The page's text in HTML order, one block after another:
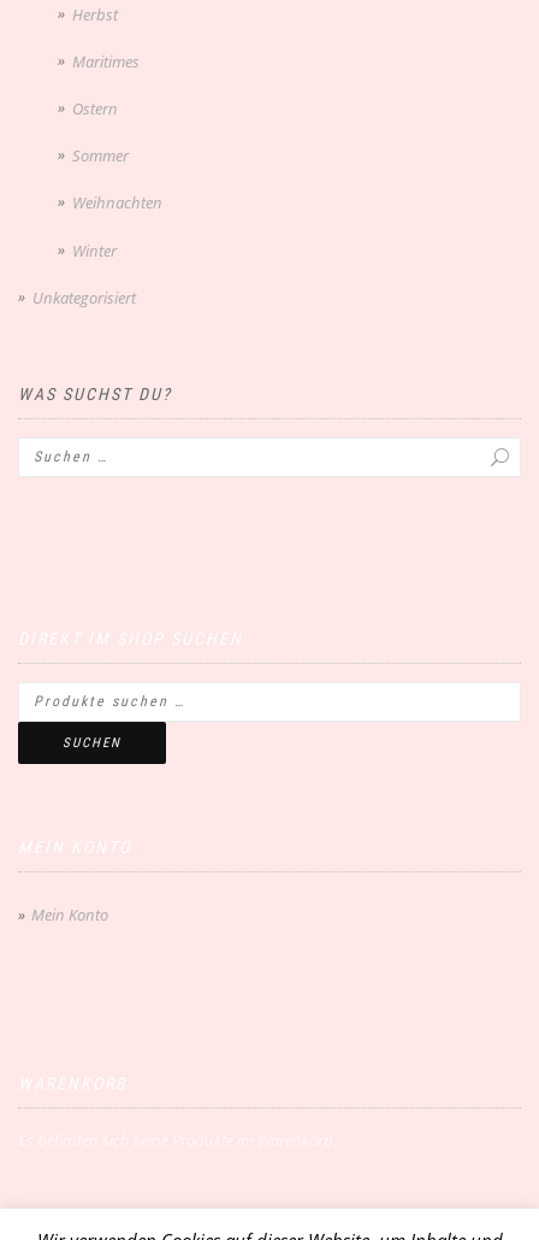
Herbst
Maritimes
Ostern
Sommer
Weihnachten
Winter
Unkategorisiert
WAS SUCHST DU?
SUCHEN
Mein Konto